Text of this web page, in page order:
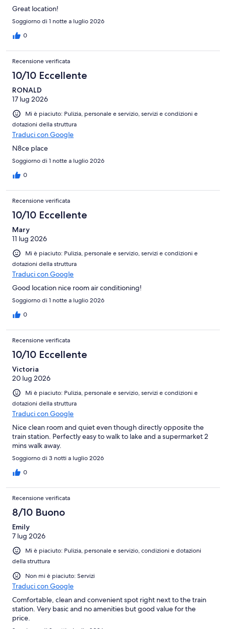
Great location!
Soggiorno di 1 notte a luglio 2026
0
Recensione verificata
10/10 Eccellente
RONALD
17 lug 2026
Mi è piaciuto: Pulizia, personale e servizio, servizi e condizioni e
dotazioni della struttura
Traduci con Google
N8ce place
Soggiorno di 1 notte a luglio 2026
0
Recensione verificata
10/10 Eccellente
Mary
11 lug 2026
Mi è piaciuto: Pulizia, personale e servizio, servizi e condizioni e
dotazioni della struttura
Traduci con Google
Good location nice room air conditioning!
Soggiorno di 1 notte a luglio 2026
0
Recensione verificata
10/10 Eccellente
Victoria
20 lug 2026
Mi è piaciuto: Pulizia, personale e servizio, servizi e condizioni e
dotazioni della struttura
Traduci con Google
Nice clean room and quiet even though directly opposite the
train station. Perfectly easy to walk to lake and a supermarket 2
mins walk away.
Soggiorno di 3 notti a luglio 2026
0
Recensione verificata
8/10 Buono
Emily
7 lug 2026
Mi è piaciuto: Pulizia, personale e servizio, condizioni e dotazioni
della struttura
Non mi è piaciuto: Servizi
Traduci con Google
Comfortable, clean and convenient spot right next to the train
station. Very basic and no amenities but good value for the
price.